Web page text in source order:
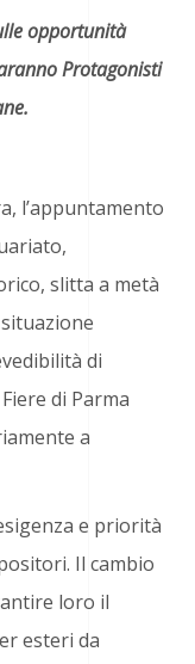
opportunità
Protagonisti
l’appuntamento
slitta a metà
di
di Parma
a
e priorità
Il cambio
loro il
esteri da